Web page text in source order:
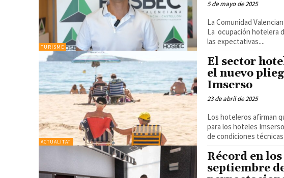
TURISME
5 de mayo de 2025
La Comunidad
La ocupación hotelera
las expectativas....
ACTUALITAT
El sector
el nuevo
Imserso
23 de abril de 2025
Los hoteleros afirman
para los hoteles Imserso eligió el Jueves Santo para publicar los pliegos
de condiciones
Récord en
septiembre